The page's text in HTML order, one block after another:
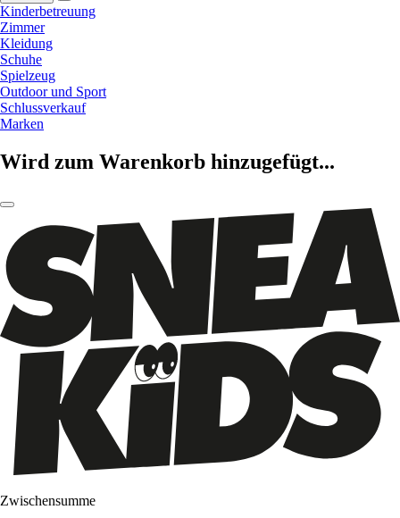
Kinderbetreuung
Zimmer
Kleidung
Schuhe
Spielzeug
Outdoor und Sport
Schlussverkauf
Marken
Wird zum Warenkorb hinzugefügt...
Zwischensumme